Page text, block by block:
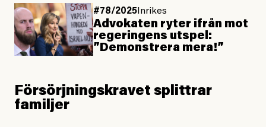
#78/2025Inrikes
Advokaten ryter ifrån mot
regeringens utspel:
”Demonstrera mera!”
Försörjningskravet splittrar
familjer